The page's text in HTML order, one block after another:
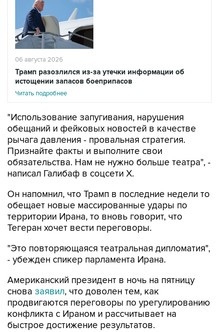
06 августа 2026
Трамп разозлился из-за утечки информации об
истощении запасов боеприпасов
Читать подробнее
"Использование запугивания, нарушения
обещаний и фейковых новостей в качестве
рычага давления - провальная стратегия.
Признайте факты и выполните свои
обязательства. Нам не нужно больше театра", -
написал Галибаф в соцсети X.
Он напомнил, что Трамп в последние недели то
обещает новые массированные удары по
территории Ирана, то вновь говорит, что
Тегеран хочет вести переговоры.
"Это повторяющаяся театральная дипломатия",
- убежден спикер парламента Ирана.
Американский президент в ночь на пятницу
снова заявил, что доволен тем, как
продвигаются переговоры по урегулированию
конфликта с Ираном и рассчитывает на
быстрое достижение результатов.